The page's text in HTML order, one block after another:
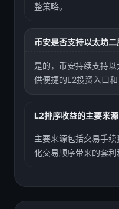
整策略。
币安是否支持以太坊二
是的，币安持续支持
供便捷的L2投资入口和
L2排序收益的主要来源
主要来源包括交易手
化交易顺序带来的套利